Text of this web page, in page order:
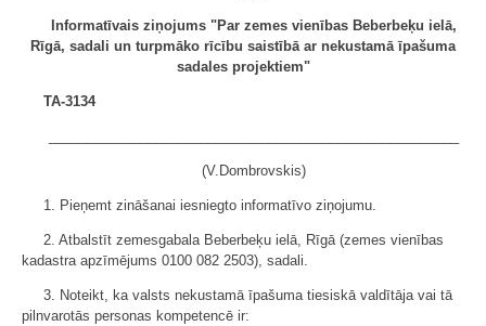
Informatīvais ziņojums "Par zemes vienības Beberbeķu ielā,
Rīgā, sadali un turpmāko rīcību saistībā ar nekustamā īpašuma
sadales projektiem"
TA-3134
(V.Dombrovskis)
1. Pieņemt zināšanai iesniegto informatīvo ziņojumu.
2. Atbalstīt zemesgabala Beberbeķu ielā, Rīgā (zemes vienības
kadastra apzīmējums 0100 082 2503), sadali.
3. Noteikt, ka valsts nekustamā īpašuma tiesiskā valdītāja vai tā
pilnvarotās personas kompetencē ir: